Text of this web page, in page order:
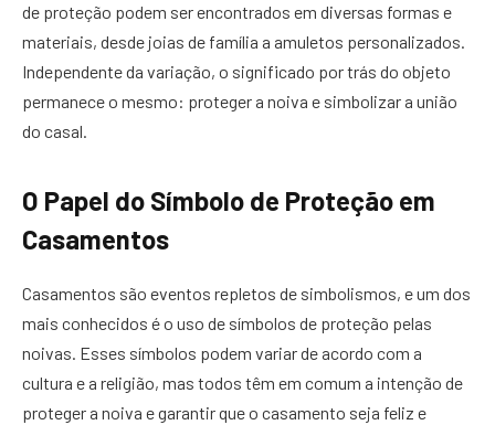
de proteção podem ser encontrados em diversas formas e
materiais, desde joias de família a amuletos personalizados.
Independente da variação, o significado por trás do objeto
permanece o mesmo: proteger a noiva e simbolizar a união
do casal.
O Papel do Símbolo de Proteção em
Casamentos
Casamentos são eventos repletos de simbolismos, e um dos
mais conhecidos é o uso de símbolos de proteção pelas
noivas. Esses símbolos podem variar de acordo com a
cultura e a religião, mas todos têm em comum a intenção de
proteger a noiva e garantir que o casamento seja feliz e